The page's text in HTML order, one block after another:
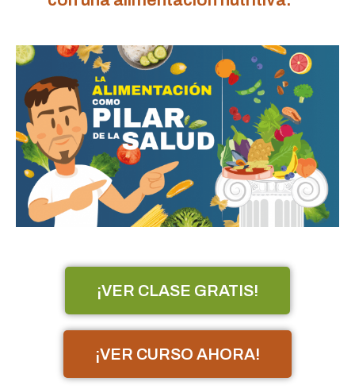
¡VER CLASE GRATIS!
¡VER CURSO AHORA!